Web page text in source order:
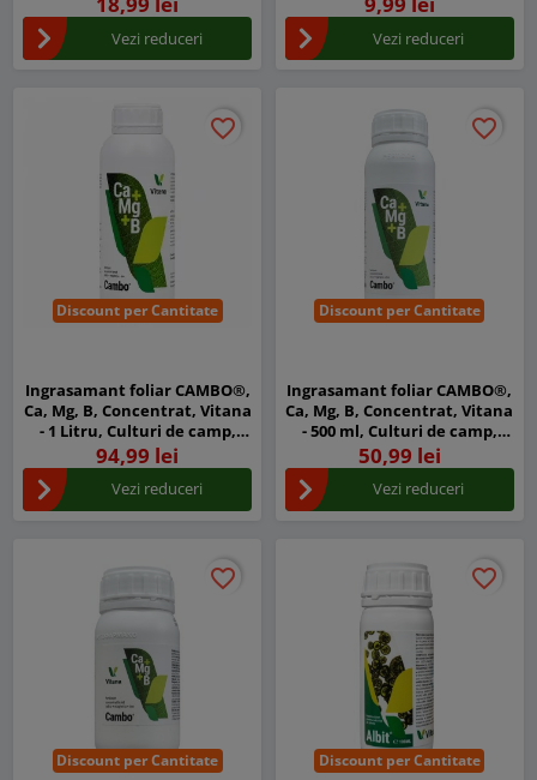
Vezi reduceri Vezi reduceri
Discount per Cantitate
favorite_border
favorite_border
Ingrasamant foliar CAMBO®,
Ca, Mg, B, Concentrat, Vitana
- 1 Litru, Culturi de camp,
Legume, Fructe
94,99 lei
Vezi reduceri
Discount per Cantitate
favorite_border
favorite_border
Ingrasamant foliar CAMBO®,
Ca, Mg, B, Concentrat, Vitana
- 500 ml, Culturi de camp,
Legume, Fructe
50,99 lei
Vezi reduceri
Discount per Cantitate
favorite_border
favorite_border
Discount per Cantitate
favorite_border
favorite_border